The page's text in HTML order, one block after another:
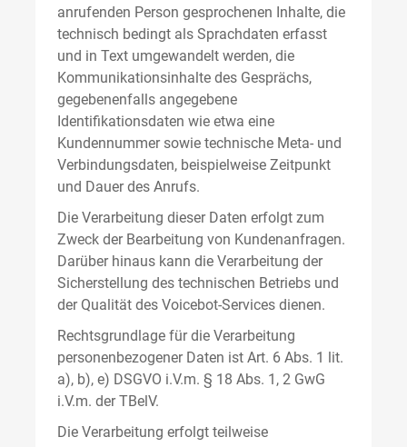
anrufenden Person gesprochenen Inhalte, die
technisch bedingt als Sprachdaten erfasst
und in Text umgewandelt werden, die
Kommunikationsinhalte des Gesprächs,
gegebenenfalls angegebene
Identifikationsdaten wie etwa eine
Kundennummer sowie technische Meta- und
Verbindungsdaten, beispielweise Zeitpunkt
und Dauer des Anrufs.
Die Verarbeitung dieser Daten erfolgt zum
Zweck der Bearbeitung von Kundenanfragen.
Darüber hinaus kann die Verarbeitung der
Sicherstellung des technischen Betriebs und
der Qualität des Voicebot-Services dienen.
Rechtsgrundlage für die Verarbeitung
personenbezogener Daten ist Art. 6 Abs. 1 lit.
a), b), e) DSGVO i.V.m. § 18 Abs. 1, 2 GwG
i.V.m. der TBelV.
Die Verarbeitung erfolgt teilweise